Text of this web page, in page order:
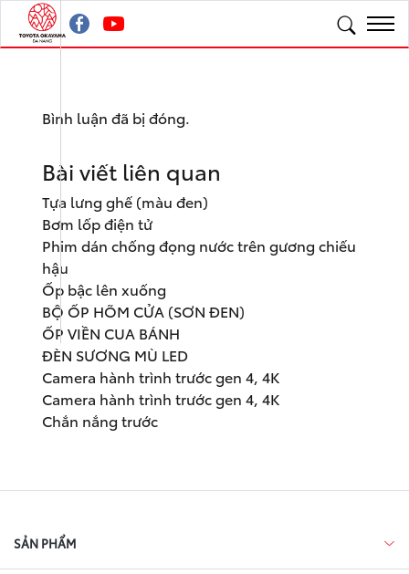
Bình luận đã bị đóng.
Bài viết liên quan
Tựa lưng ghế (màu đen)
Bơm lốp điện tử
Phim dán chống đọng nước trên gương chiếu
hậu
Ốp bậc lên xuống
BỘ ỐP HÕM CỬA (SƠN ĐEN)
ỐP VIỀN CUA BÁNH
ĐÈN SƯƠNG MÙ LED
Camera hành trình trước gen 4, 4K
Camera hành trình trước gen 4, 4K
Chắn nắng trước
SẢN PHẨM